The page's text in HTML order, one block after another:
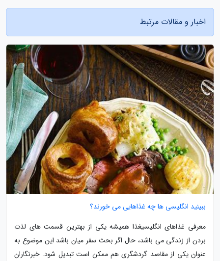
اخبار و مقالات مرتبط
ببینید انگلیسی ها چه غذاهایی می خورند؟
معرفی غذاهای انگلیسیغذا همیشه یکی از بهترین قسمت های لذت
بردن از زندگی می باشد، حال اگر بحث سفر میان باشد این موضوع به
عنوان یکی از مقاصد گردشگری هم ممکن است تبدیل شود. خبرنگاران